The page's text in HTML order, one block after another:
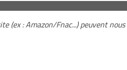
(ex : Amazon/Fnac...) peuvent